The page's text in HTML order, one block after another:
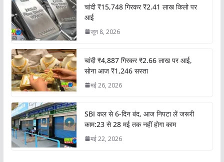
चांदी ₹15,748 गिरकर ₹2.41 लाख किलो पर
आई
जून 8, 2026
चांदी ₹4,887 गिरकर ₹2.66 लाख पर आई,
सोना आज ₹1,246 सस्ता
मई 26, 2026
SBI कल से 6-दिन बंद, आज निपटा लें जरूरी
काम:23 से 28 मई तक नहीं होगा काम
मई 22, 2026